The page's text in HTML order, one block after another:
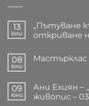
13
юли
„Пътуване
откриване
за
„Пътуване
Кейко
Танабе
08
юли
Мастърклас
Мастърклас
с
Кейко
09
юни
Ани Ехиян –
живопис –